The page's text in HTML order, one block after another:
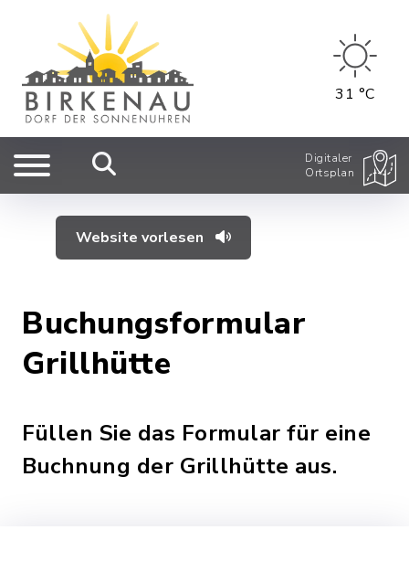
31 °C
Digitaler
Ortsplan
Website vorlesen
Buchungsformular
Grillhütte
Füllen Sie das Formular für eine
Buchnung der Grillhütte aus.